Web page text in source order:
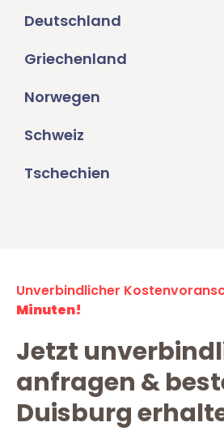
Deutschland
Griechenland
Norwegen
Schweiz
Tschechien
Unverbindlicher
Minuten!
Jetzt
anfragen &
Duisburg